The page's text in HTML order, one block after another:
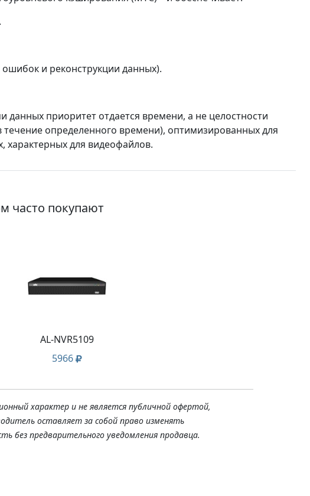
и реконструкции данных).
данных приоритет отдается времени, а не целостности
определенного времени), оптимизированных для
характерных для видеофайлов.
часто покупают
AL-NVR5109
5966
характер и не является публичной офертой,
оставляет за собой право изменять
без предварительного уведомления продавца.